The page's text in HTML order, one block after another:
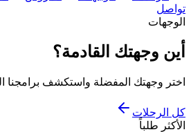
تواصل
الوجهات
أين وجهتك القادمة؟
اختر وجهتك المفضلة واستكشف برامجنا
كل الرحلات
الأكثر طلباً